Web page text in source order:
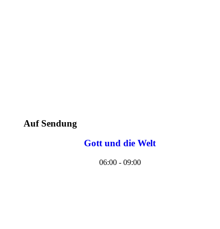
Auf Sendung
Gott und die Welt
06:00 - 09:00